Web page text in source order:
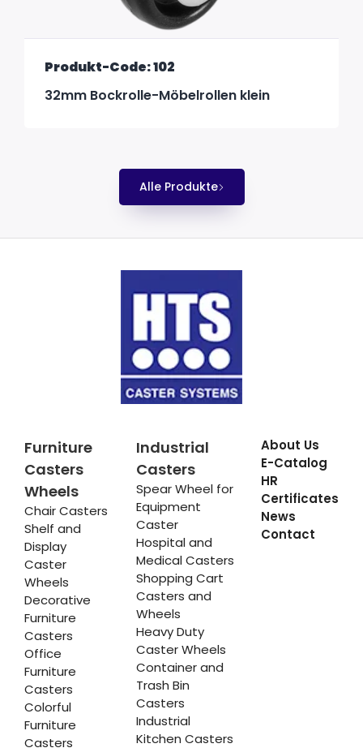
Produkt-Code: 102
32mm Bockrolle-Möbelrollen klein
Alle Produkte
Furniture
Casters
Wheels
Chair Casters
Shelf and
Display
Caster
Wheels
Decorative
Furniture
Casters
Office
Furniture
Casters
Colorful
Furniture
Casters
Industrial
Casters
Spear Wheel for
Equipment
Caster
Hospital and
Medical Casters
Shopping Cart
Casters and
Wheels
Heavy Duty
Caster Wheels
Container and
Trash Bin
Casters
Industrial
Kitchen Casters
About Us
E-Catalog
HR
Certificates
News
Contact